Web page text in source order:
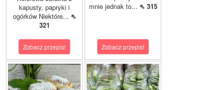
kapusty, papryki i
ogórków Niektóre... ⇖
321
Zobacz przepis!
mnie jednak to... ⇖ 315
Zobacz przepis!